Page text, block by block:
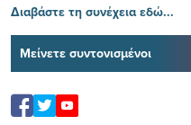
Διαβάστε τη συνέχεια εδώ...
Μείνετε συντονισμένοι